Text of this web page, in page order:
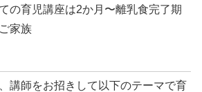
の育児講座は2か月〜離乳食完了期
家族
講師をお招きして以下のテーマで育